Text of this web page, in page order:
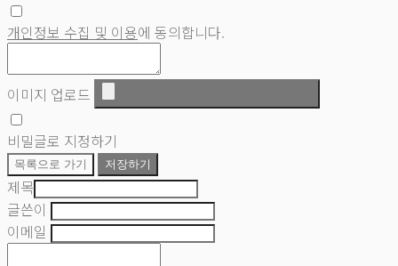
개인정보 수집 및 이용에 동의합니다.
이미지 업로드
비밀글로 지정하기
목록으로 가기 저장하기
제목
글쓴이
이메일